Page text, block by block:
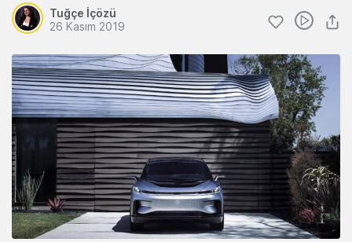
Tuğçe İçözü
26 Kasım 2019